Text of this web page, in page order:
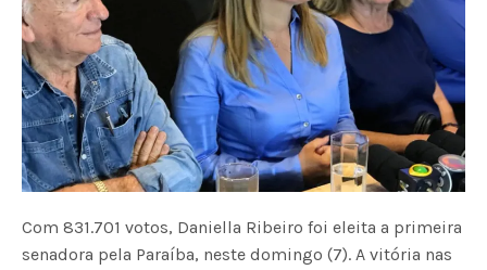
Com 831.701 votos, Daniella Ribeiro foi eleita a primeira
senadora pela Paraíba, neste domingo (7). A vitória nas